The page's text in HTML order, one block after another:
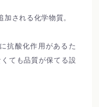
される化学物質。
抗酸化作用があるた
ても品質が保てる設